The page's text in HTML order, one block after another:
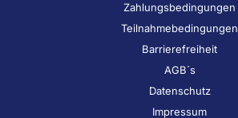
Zahlungsbedingungen
Teilnahmebedingungen
Barrierefreiheit
AGB´s
Datenschutz
Impressum